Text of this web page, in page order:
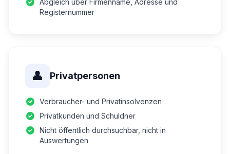
Abgleich über Firmenname, Adresse und
Registernummer
👤 Privatpersonen
Verbraucher- und Privatinsolvenzen
Privatkunden und Schuldner
Nicht öffentlich durchsuchbar, nicht in
Auswertungen